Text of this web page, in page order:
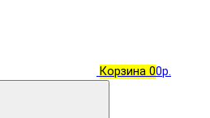
Корзина 00р.